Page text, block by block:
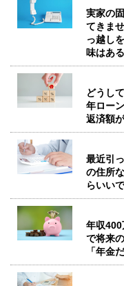
実家の
てきま
っ越し
味はあ
どうし
年ロー
返済額
最近引
の住所
らいい
年収400
で将来
「年金